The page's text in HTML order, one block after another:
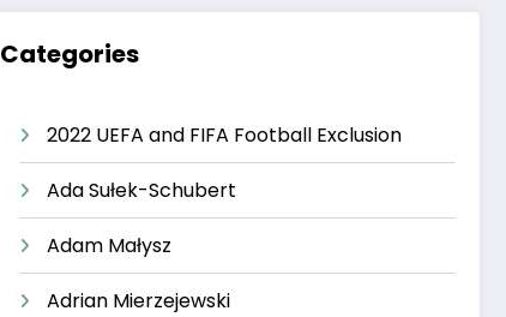
Categories
2022 UEFA and FIFA Football Exclusion
Ada Sułek-Schubert
Adam Małysz
Adrian Mierzejewski